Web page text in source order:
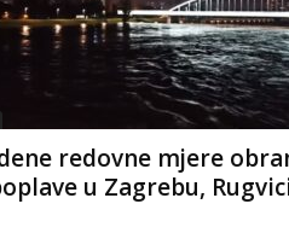
redovne mjere
u Zagrebu,